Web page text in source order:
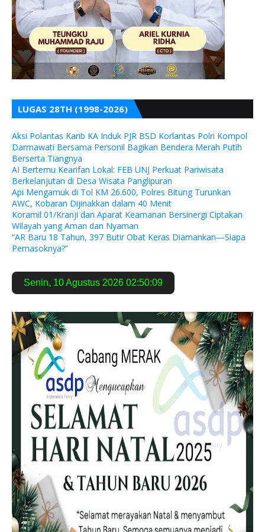
LUGAS 28TH (1998-2026)
Aksi Polantas Karib KA Induk PJR BSD Korlantas Polri Kompol
Darmawati Bersama Personil Bagikan Bendera Merah Putih
Berserta Tiangnya
AI Bertemu Kearifan Lokal: FEB UNJ Perkuat Pariwisata
Berkelanjutan di Desa Wisata Panglipuran
Api Mengamuk di Tol KM 26.600, Polres Bitung Turunkan
AWC, Kobaran Dijinakkan dalam 40 Menit
Koramil 01/Kranji dan Aparat Keamanan Bersinergi Ciptakan
Wilayah yang Aman dan Nyaman
“AR Baru 18 Tahun, 397 Butir Obat Keras Diamankan—Siapa
Pemasoknya?”
Senin, 10 Agustus 2026 02:50:09